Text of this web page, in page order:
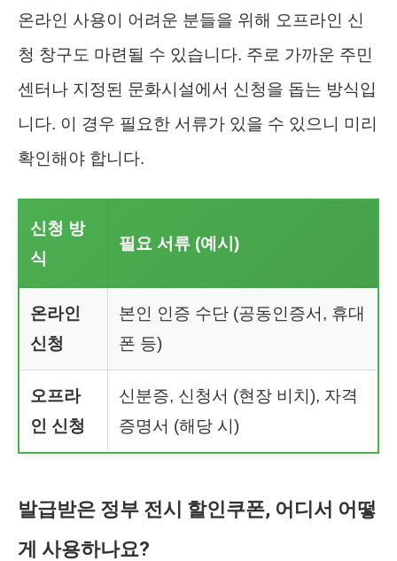
온라인 사용이 어려운 분들을 위해 오프라인 신
청 창구도 마련될 수 있습니다. 주로 가까운 주민
센터나 지정된 문화시설에서 신청을 돕는 방식입
니다. 이 경우 필요한 서류가 있을 수 있으니 미리
확인해야 합니다.
신청 방
식
필요 서류 (예시)
온라인
신청
본인 인증 수단 (공동인증서, 휴대
폰 등)
오프라
인 신청
신분증, 신청서 (현장 비치), 자격
증명서 (해당 시)
발급받은 정부 전시 할인쿠폰, 어디서 어떻
게 사용하나요?